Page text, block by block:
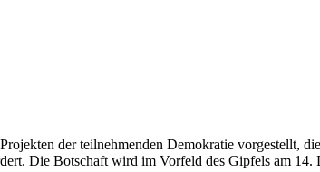
der teilnehmenden Demokratie vorgestellt,
Die Botschaft wird im Vorfeld des Gipfels am 14.